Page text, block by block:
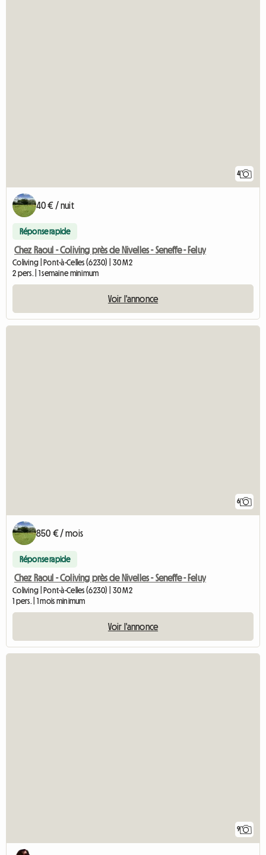
4
40 € / nuit
Réponse rapide
Chez Raoul - Coliving près de Nivelles - Seneffe - Feluy
Coliving | Pont-à-Celles (6230) | 30 M2
2 pers. | 1 semaine minimum
Voir l'annonce
6
850 € / mois
Réponse rapide
Chez Raoul - Coliving près de Nivelles - Seneffe - Feluy
Coliving | Pont-à-Celles (6230) | 30 M2
1 pers. | 1 mois minimum
Voir l'annonce
9